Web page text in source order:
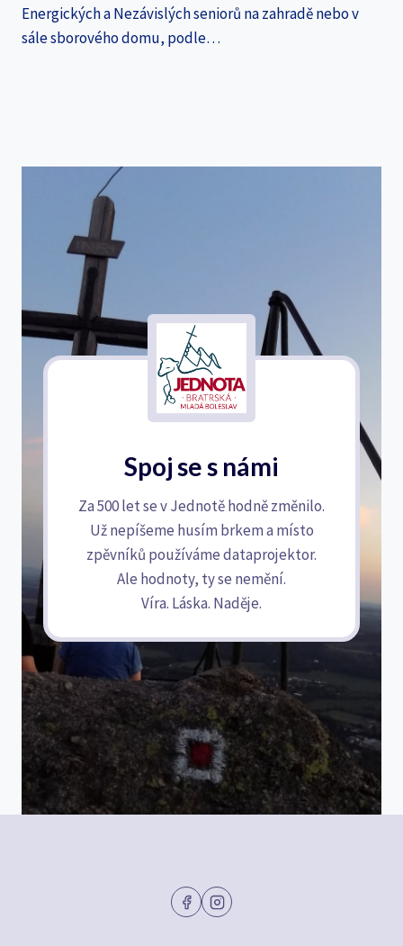
Energických a Nezávislých seniorů na zahradě nebo v
sále sborového domu, podle…
Spoj se s námi
Za 500 let se v Jednotě hodně změnilo.
Už nepíšeme husím brkem a místo
zpěvníků používáme dataprojektor.
Ale hodnoty, ty se nemění.
Víra. Láska. Naděje.